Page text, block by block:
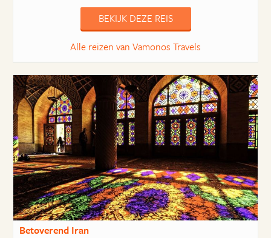
BEKIJK DEZE REIS
Alle reizen van Vamonos Travels
Betoverend Iran